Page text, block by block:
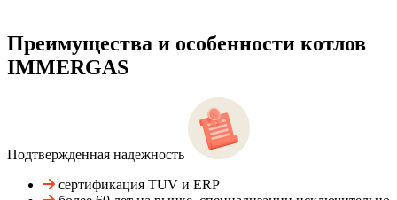
Преимущества и особенности котлов
IMMERGAS
Подтвержденная надежность
сертификация TUV и ERP